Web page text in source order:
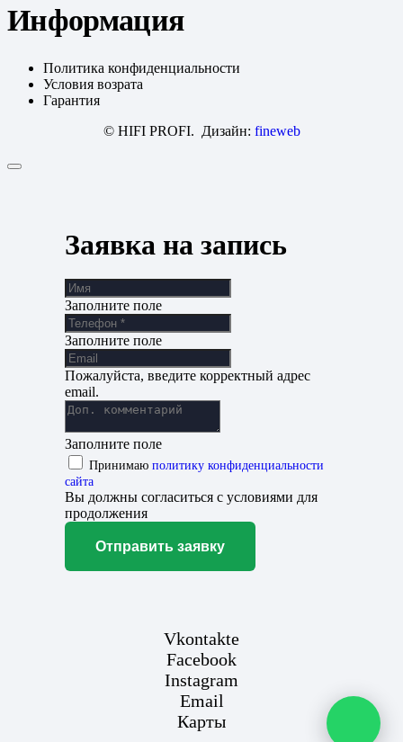
Информация
Политика конфиденциальности
Условия возрата
Гарантия
© HIFI PROFI. Дизайн: fineweb
Заявка на запись
Заполните поле
Заполните поле
Пожалуйста, введите корректный адрес
email.
Заполните поле
Принимаю политику конфиденциальности
сайта
Вы должны согласиться с условиями для
продолжения
Отправить заявку
Vkontakte
Facebook
Instagram
Email
Карты